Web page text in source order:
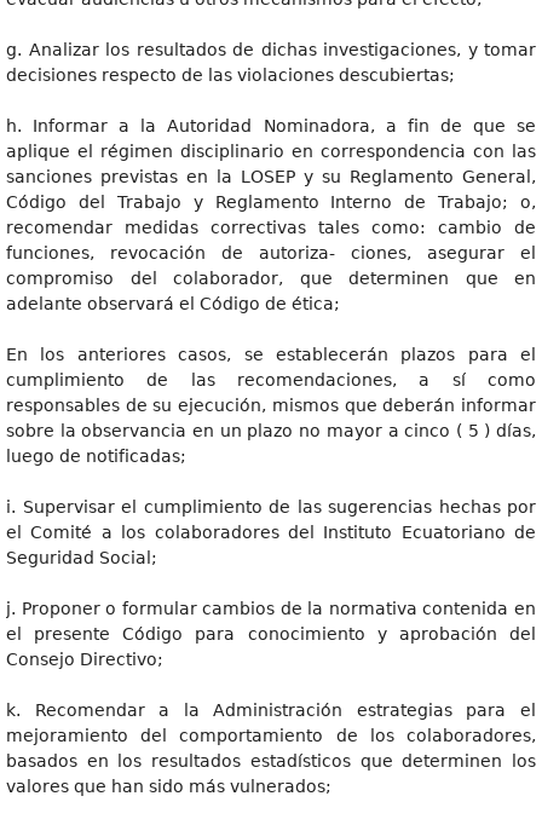
g. Analizar los resultados de dichas investigaciones, y tomar
decisiones respecto de las violaciones descubiertas;
h. Informar a la Autoridad Nominadora, a fin de que se
aplique el régimen disciplinario en correspondencia con las
sanciones previstas en la LOSEP y su Reglamento General,
Código del Trabajo y Reglamento Interno de Trabajo; o,
recomendar medidas correctivas tales como: cambio de
funciones, revocación de autoriza- ciones, asegurar el
compromiso del colaborador, que determinen que en
adelante observará el Código de ética;
En los anteriores casos, se establecerán plazos para el
cumplimiento de las recomendaciones, a sí como
responsables de su ejecución, mismos que deberán informar
sobre la observancia en un plazo no mayor a cinco ( 5 ) días,
luego de notificadas;
i. Supervisar el cumplimiento de las sugerencias hechas por
el Comité a los colaboradores del Instituto Ecuatoriano de
Seguridad Social;
j. Proponer o formular cambios de la normativa contenida en
el presente Código para conocimiento y aprobación del
Consejo Directivo;
k. Recomendar a la Administración estrategias para el
mejoramiento del comportamiento de los colaboradores,
basados en los resultados estadísticos que determinen los
valores que han sido más vulnerados;